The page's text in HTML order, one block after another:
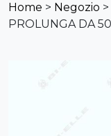
Home > Negozio >
PROLUNGA DA